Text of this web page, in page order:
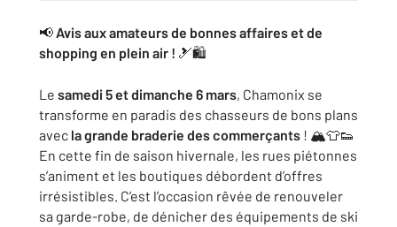
📢 Avis aux amateurs de bonnes affaires et de
shopping en plein air ! 🎿🛍️
Le samedi 5 et dimanche 6 mars, Chamonix se
transforme en paradis des chasseurs de bons plans
avec la grande braderie des commerçants ! 🏔️👕👟
En cette fin de saison hivernale, les rues piétonnes
s’animent et les boutiques débordent d’offres
irrésistibles. C’est l’occasion rêvée de renouveler
sa garde-robe, de dénicher des équipements de ski